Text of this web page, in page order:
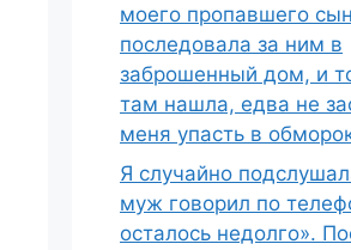
моего пропавшего
последовала за ним в
заброшенный дом, и
там нашла, едва не
меня упасть в
Я случайно
муж говорил по
осталось недолго».